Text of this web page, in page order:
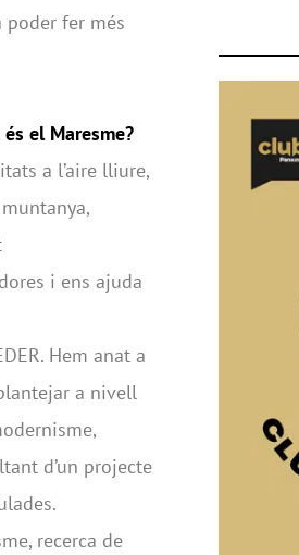
poder fer més
el Maresme?
a l’aire lliure,
i ens ajuda
Hem anat a
a nivell
d’un projecte
recerca de